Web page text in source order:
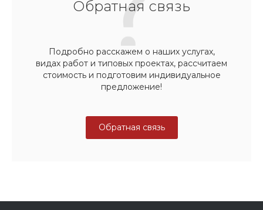
Обратная связь
Подробно расскажем о наших услугах,
видах работ и типовых проектах, рассчитаем
стоимость и подготовим индивидуальное
предложение!
Обратная связь